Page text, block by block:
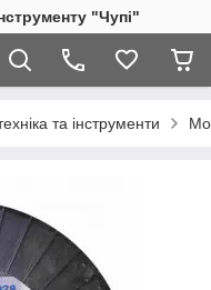
"Чупі"
та інструменти